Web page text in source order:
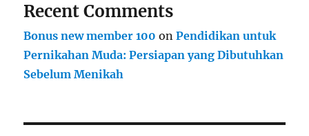
Recent Comments
Bonus new member 100 onPendidikan untuk
Pernikahan Muda: Persiapan yang Dibutuhkan
Sebelum Menikah